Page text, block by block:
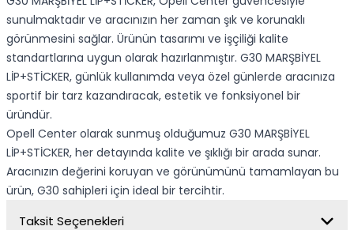
sunulmaktadır ve aracınızın her zaman şık ve korunaklı
görünmesini sağlar. Ürünün tasarımı ve işçiliği kalite
standartlarına uygun olarak hazırlanmıştır. G30 MARŞBİYEL
LİP+STİCKER, günlük kullanımda veya özel günlerde aracınıza
sportif bir tarz kazandıracak, estetik ve fonksiyonel bir
üründür.
Opell Center olarak sunmuş olduğumuz G30 MARŞBİYEL
LİP+STİCKER, her detayında kalite ve şıklığı bir arada sunar.
Aracınızın değerini koruyan ve görünümünü tamamlayan bu
ürün, G30 sahipleri için ideal bir tercihtir.
Taksit Seçenekleri